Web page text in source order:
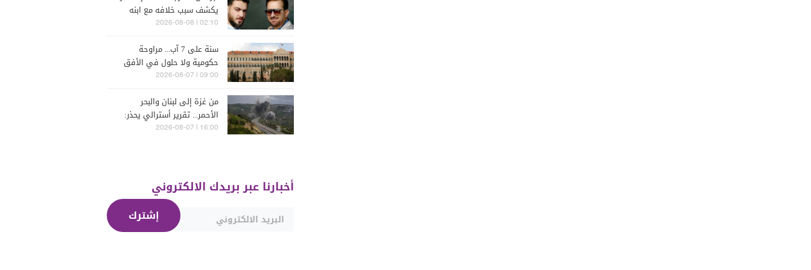
يكشف سبب خلافه مع ابنه
فارس (فيديو)
02:10 | 2026-08-08
سنة على 7 آب... مراوحة
حكومية ولا حلول في الأفق
المنظور
09:00 | 2026-08-07
من غزة إلى لبنان والبحر
الأحمر... تقرير أسترالي يحذر:
الشرق الأوسط يدخل أخطر
16:00 | 2026-08-07
أخبارنا عبر بريدك الالكتروني
إشترك